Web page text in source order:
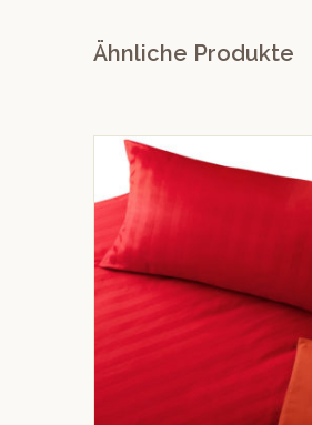
Ähnliche Produkte